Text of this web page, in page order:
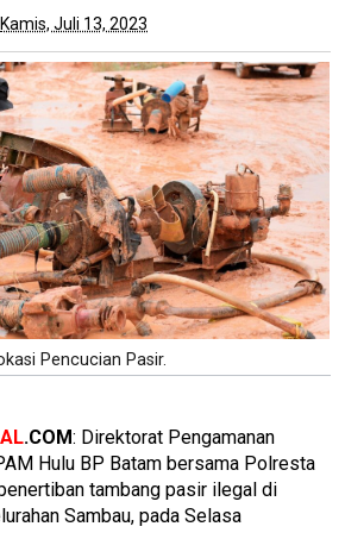
Kamis, Juli 13, 2023
Pencucian Pasir.
.COM: Direktorat Pengamanan
Hulu BP Batam bersama Polresta
tambang pasir ilegal di
Sambau, pada Selasa